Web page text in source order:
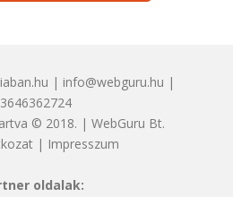
| info@webguru.hu |
© 2018. | WebGuru Bt.
| Impresszum
oldalak: